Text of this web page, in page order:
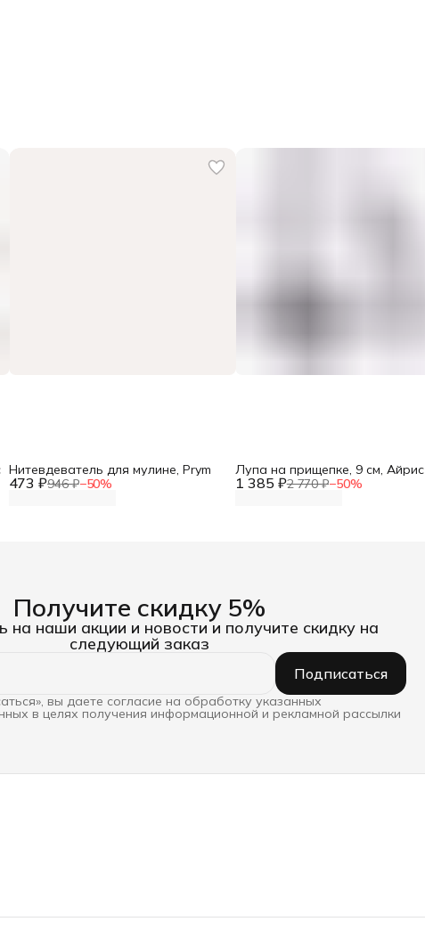
473 ₽946 ₽−50%
Нитевдеватель для мулине, Prym
1 385 ₽2 770 ₽−50%
Лупа на прищепке, 9 см, Айрис
Получите скидку 5%
на наши акции и новости и получите скидку на
следующий заказ
Подписаться
вы даете согласие на обработку указанных
в целях получения информационной и рекламной рассылки